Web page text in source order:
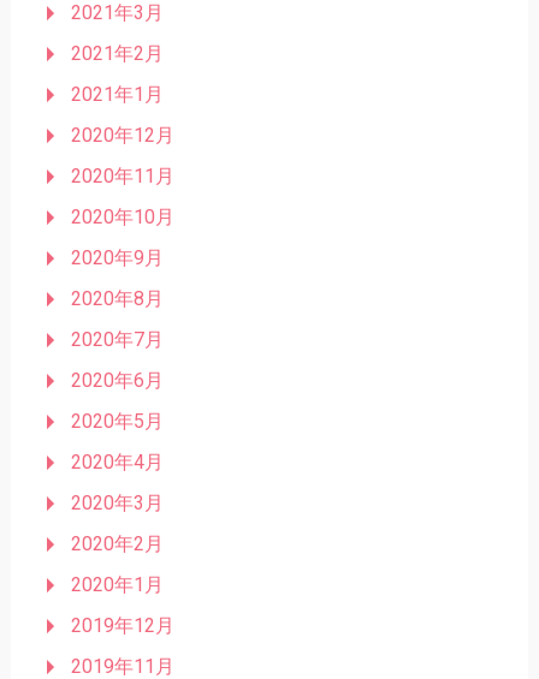
2021年3月
2021年2月
2021年1月
2020年12月
2020年11月
2020年10月
2020年9月
2020年8月
2020年7月
2020年6月
2020年5月
2020年4月
2020年3月
2020年2月
2020年1月
2019年12月
2019年11月